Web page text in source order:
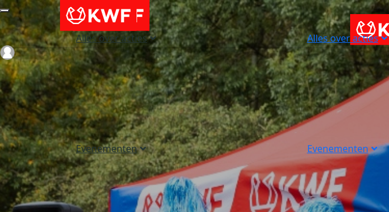
Alles over acties
Evenementen
Alles over acties
Evenementen
Login